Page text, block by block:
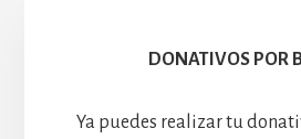
DONATIVOS POR
Ya puedes realizar tu